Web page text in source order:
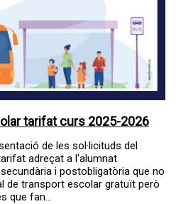
tarifat curs 2025-2026
de les sol·licituds del
adreçat a l'alumnat
i postobligatòria que no
de transport escolar gratuït però
que fan...